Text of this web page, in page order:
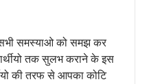
सभी समस्याओ को समझ कर
तक सुलभ कराने के इस
की तरफ से आपका कोटि